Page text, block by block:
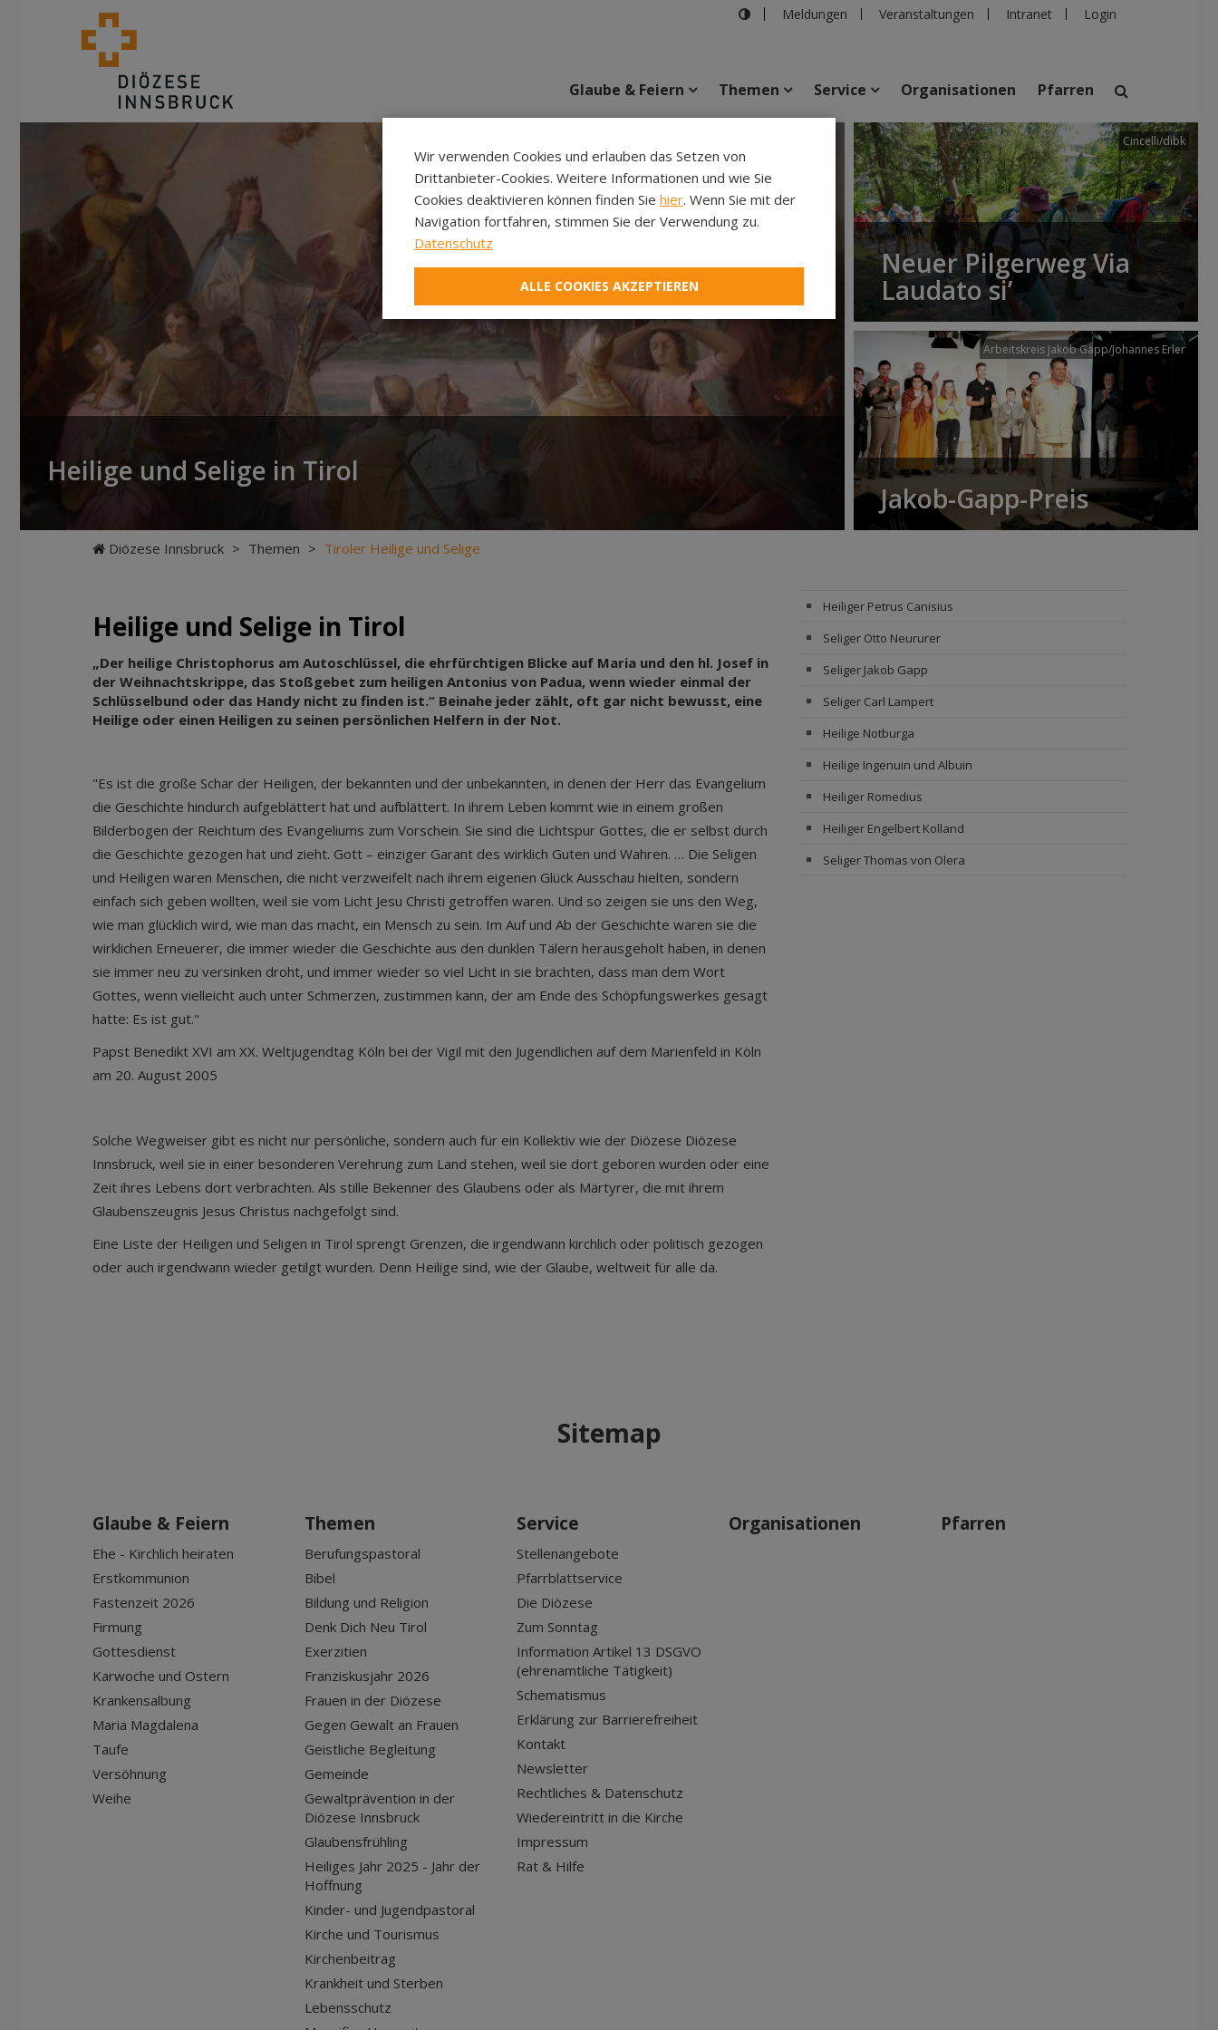
Meldungen Veranstaltungen Intranet Login
suchen
Veranstaltungen Personen Pfarren Einrichtungen
Glaube & Feiern Themen Service Organisationen Pfarren
Heilige und Selige in Tirol
Cincelli/dibk
Neuer Pilgerweg Via
Laudato si’
Arbeitskreis Jakob Gapp/Johannes Erler
Jakob-Gapp-Preis
Diözese Innsbruck > Themen > Tiroler Heilige und Selige
Heilige und Selige in Tirol
„Der heilige Christophorus am Autoschlüssel, die ehrfürchtigen Blicke auf Maria und den hl. Josef in
der Weihnachtskrippe, das Stoßgebet zum heiligen Antonius von Padua, wenn wieder einmal der
Schlüsselbund oder das Handy nicht zu finden ist.“ Beinahe jeder zählt, oft gar nicht bewusst, eine
Heilige oder einen Heiligen zu seinen persönlichen Helfern in der Not.
"Es ist die große Schar der Heiligen, der bekannten und der unbekannten, in denen der Herr das Evangelium
die Geschichte hindurch aufgeblättert hat und aufblättert. In ihrem Leben kommt wie in einem großen
Bilderbogen der Reichtum des Evangeliums zum Vorschein. Sie sind die Lichtspur Gottes, die er selbst durch
die Geschichte gezogen hat und zieht. Gott – einziger Garant des wirklich Guten und Wahren. … Die Seligen
und Heiligen waren Menschen, die nicht verzweifelt nach ihrem eigenen Glück Ausschau hielten, sondern
einfach sich geben wollten, weil sie vom Licht Jesu Christi getroffen waren. Und so zeigen sie uns den Weg,
wie man glücklich wird, wie man das macht, ein Mensch zu sein. Im Auf und Ab der Geschichte waren sie die
wirklichen Erneuerer, die immer wieder die Geschichte aus den dunklen Tälern herausgeholt haben, in denen
sie immer neu zu versinken droht, und immer wieder so viel Licht in sie brachten, dass man dem Wort
Gottes, wenn vielleicht auch unter Schmerzen, zustimmen kann, der am Ende des Schöpfungswerkes gesagt
hatte: Es ist gut."
Papst Benedikt XVI am XX. Weltjugendtag Köln bei der Vigil mit den Jugendlichen auf dem Marienfeld in Köln
am 20. August 2005
Solche Wegweiser gibt es nicht nur persönliche, sondern auch für ein Kollektiv wie der Diözese Diözese
Innsbruck, weil sie in einer besonderen Verehrung zum Land stehen, weil sie dort geboren wurden oder eine
Zeit ihres Lebens dort verbrachten. Als stille Bekenner des Glaubens oder als Märtyrer, die mit ihrem
Glaubenszeugnis Jesus Christus nachgefolgt sind.
Eine Liste der Heiligen und Seligen in Tirol sprengt Grenzen, die irgendwann kirchlich oder politisch gezogen
oder auch irgendwann wieder getilgt wurden. Denn Heilige sind, wie der Glaube, weltweit für alle da.
Heiliger Petrus Canisius
Seliger Otto Neururer
Seliger Jakob Gapp
Seliger Carl Lampert
Heilige Notburga
Heilige Ingenuin und Albuin
Heiliger Romedius
Heiliger Engelbert Kolland
Seliger Thomas von Olera
Sitemap
Glaube & Feiern
Ehe - Kirchlich heiraten
Erstkommunion
Fastenzeit 2026
Firmung
Gottesdienst
Karwoche und Ostern
Krankensalbung
Maria Magdalena
Taufe
Versöhnung
Weihe
Themen
Berufungspastoral
Bibel
Bildung und Religion
Denk Dich Neu Tirol
Exerzitien
Franziskusjahr 2026
Frauen in der Diözese
Gegen Gewalt an Frauen
Geistliche Begleitung
Gemeinde
Gewaltprävention in der
Diözese Innsbruck
Glaubensfrühling
Heiliges Jahr 2025 - Jahr der
Hoffnung
Kinder- und Jugendpastoral
Kirche und Tourismus
Kirchenbeitrag
Krankheit und Sterben
Lebensschutz
Service
Stellenangebote
Pfarrblattservice
Die Diözese
Zum Sonntag
Information Artikel 13 DSGVO
(ehrenamtliche Tätigkeit)
Schematismus
Erklärung zur Barrierefreiheit
Kontakt
Newsletter
Rechtliches & Datenschutz
Wiedereintritt in die Kirche
Impressum
Rat & Hilfe
Organisationen Pfarren
Wir verwenden Cookies und erlauben das Setzen von
Drittanbieter-Cookies. Weitere Informationen und wie Sie
Cookies deaktivieren können finden Sie hier. Wenn Sie mit der
Navigation fortfahren, stimmen Sie der Verwendung zu.
Datenschutz
ALLE COOKIES AKZEPTIEREN